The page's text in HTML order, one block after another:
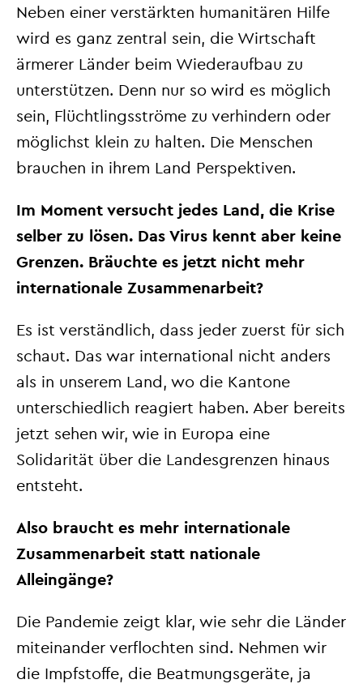
Neben einer verstärkten humanitären Hilfe
wird es ganz zentral sein, die Wirtschaft
ärmerer Länder beim Wiederaufbau zu
unterstützen. Denn nur so wird es möglich
sein, Flüchtlingsströme zu verhindern oder
möglichst klein zu halten. Die Menschen
brauchen in ihrem Land Perspektiven.
Im Moment versucht jedes Land, die Krise
selber zu lösen. Das Virus kennt aber keine
Grenzen. Bräuchte es jetzt nicht mehr
internationale Zusammenarbeit?
Es ist verständlich, dass jeder zuerst für sich
schaut. Das war international nicht anders
als in unserem Land, wo die Kantone
unterschiedlich reagiert haben. Aber bereits
jetzt sehen wir, wie in Europa eine
Solidarität über die Landesgrenzen hinaus
entsteht.
Also braucht es mehr internationale
Zusammenarbeit statt nationale
Alleingänge?
Die Pandemie zeigt klar, wie sehr die Länder
miteinander verflochten sind. Nehmen wir
die Impfstoffe, die Beatmungsgeräte, ja